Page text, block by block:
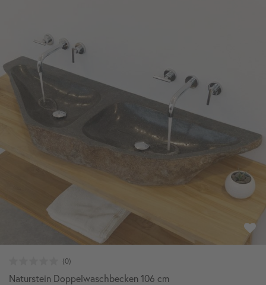
Naturstein Doppelwaschbecken 106 cm